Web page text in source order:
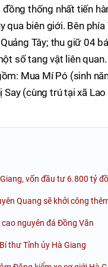
thống nhất tiến
qua biên giới. Bên
Tây; thu giữ 04
số tang vật liên
Mua Mí Pó (sinh
(cùng trú tại xã
vốn đầu tư 6.800 tỷ
Quang sẽ khởi công
nguyên đá Đồng Văn
thư Tỉnh ủy Hà Giang